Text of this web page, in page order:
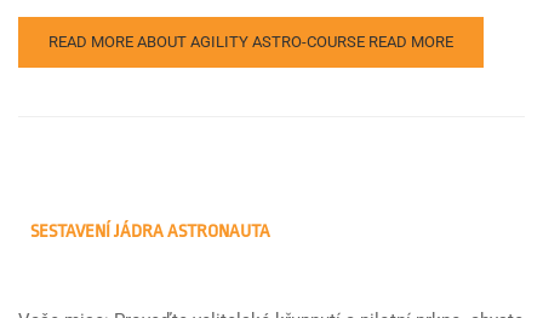
READ MORE ABOUT AGILITY ASTRO-COURSE READ MORE
SESTAVENÍ JÁDRA ASTRONAUTA